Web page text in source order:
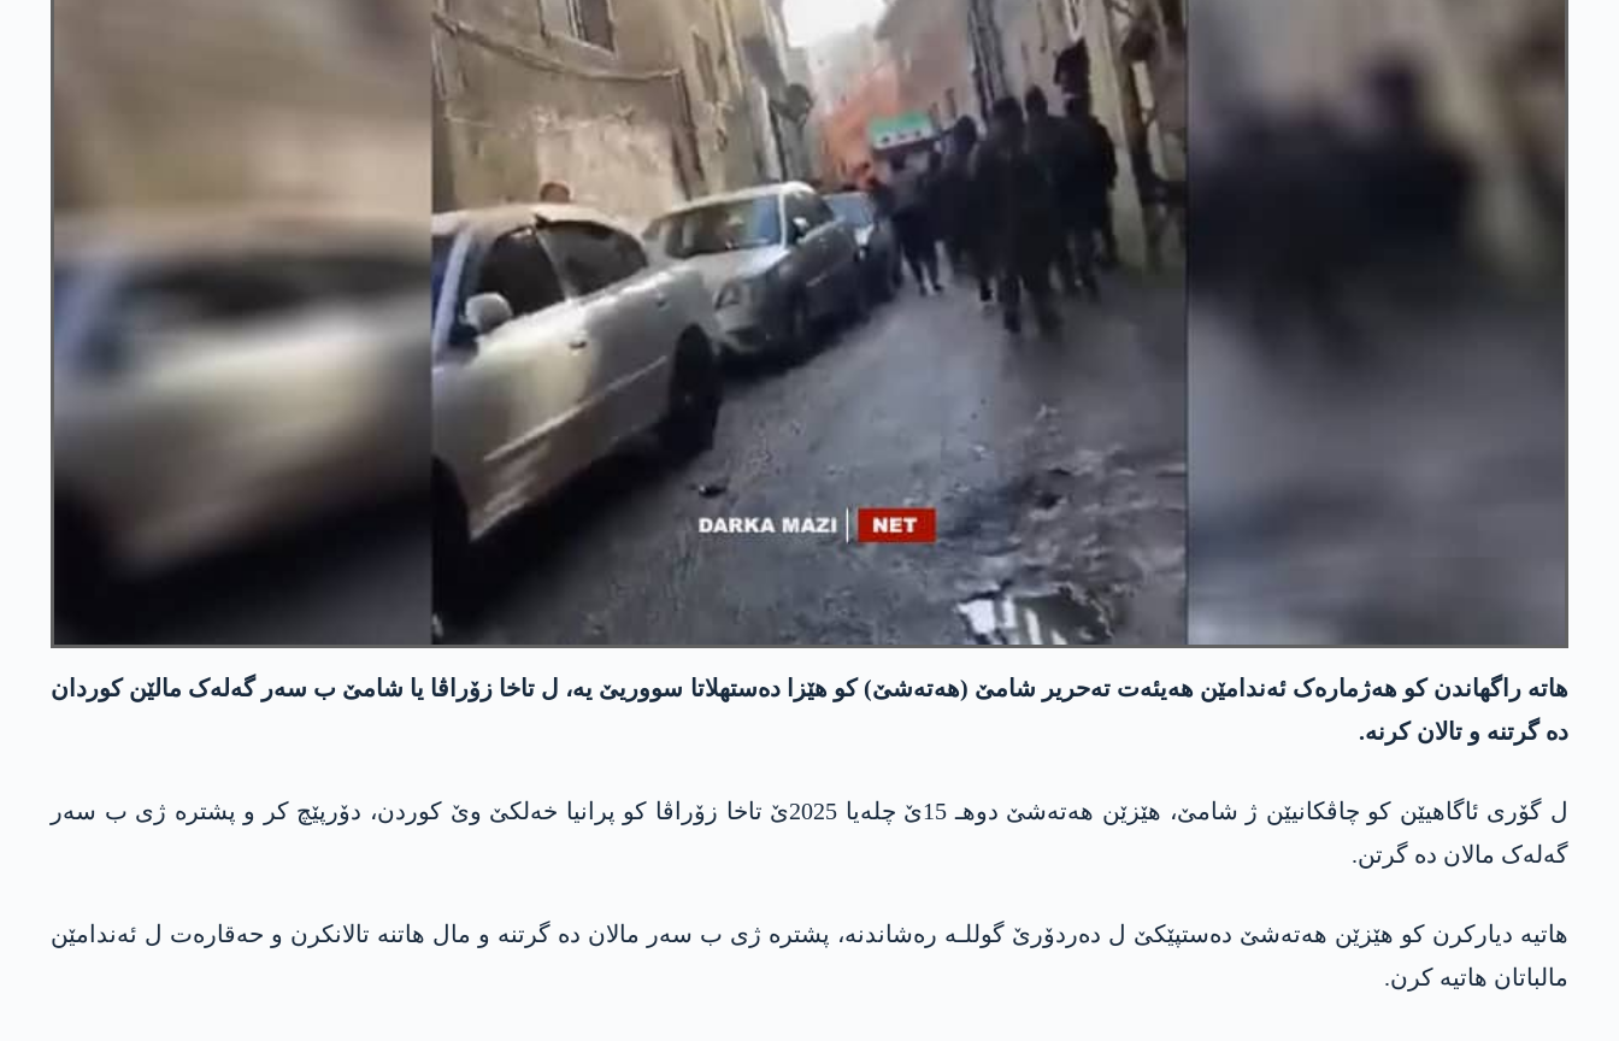
هاتە راگهاندن کو هەژمارەک ئەندامێن هەیئەت تەحریر شامێ (هه‌ته‌شێ) کو هێزا دەستهلاتا سووریێ یە، ل تاخا زۆراڤا یا شامێ ب سەر گەلەک مالێن کوردان
دە گرتنە و تالان کرنە.
ل گۆری ئاگاهیێن کو چاڤکانیێن ژ شامێ، هێزێن هه‌ته‌شێ دوهـ 15ێ چلەیا 2025ێ تاخا زۆراڤا کو پرانیا خەلکێ وێ کوردن، دۆرپێچ کر و پشترە ژی ب سەر
گەلەک مالان دە گرتن.
هاتیە دیارکرن کو هێزێن هه‌ته‌شێ دەستپێکێ ل دەردۆرێ گوللـە رەشاندنە، پشترە ژی ب سەر مالان دە گرتنە و مال هاتنە تالانکرن و حەقارەت ل ئەندامێن
مالباتان هاتیە کرن.